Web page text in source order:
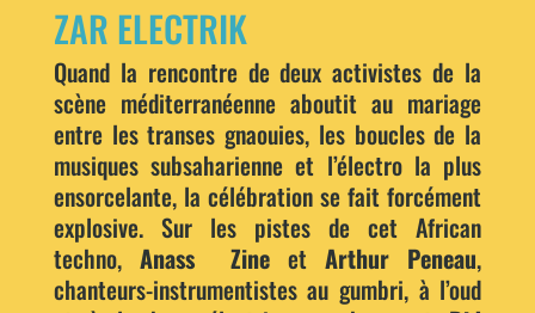
ZAR ELECTRIK
Quand la rencontre de deux activistes de la
scène méditerranéenne aboutit au mariage
entre les transes gnaouies, les boucles de la
musiques subsaharienne et l’électro la plus
ensorcelante, la célébration se fait forcément
explosive. Sur les pistes de cet African
techno, Anass Zine etArthur Peneau,
chanteurs-instrumentistes au gumbri, à l’oud